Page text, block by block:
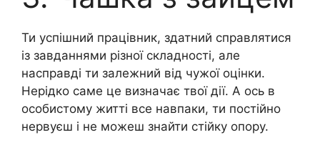
Ти успішний працівник, здатний справлятися
із завданнями різної складності, але
насправді ти залежний від чужої оцінки.
Нерідко саме це визначає твої дії. А ось в
особистому житті все навпаки, ти постійно
нервуєш і не можеш знайти стійку опору.